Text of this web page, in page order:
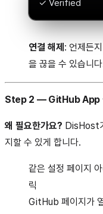
✓ Verified
연결 해제 : 언제든
을 끊을 수 있습니
Step 2 — GitHub App
왜 필요한가요? DisHost
지할 수 있게 합니다.
같은 설정 페이지
릭
GitHub 페이지가